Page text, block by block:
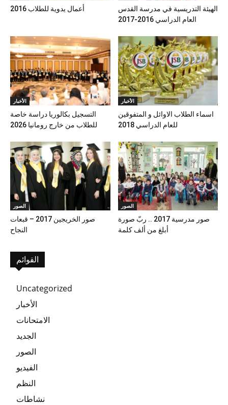
أعمال يدوية للطلاب 2016
الهيئة التدريسية في مدرسة القدس
العام الدراسي 2016-2017
الأخبار
التسجيل بكالوريا دراسة خاصة
للطلاب من خارج رومانيا 2026
الأخبار
اسماء الطلاب الاوائل و المتفوقين
للعام الدراسي 2018
الصور
صور الخريجين 2017 – قبعات
النجاح
الصور
صور مدرسية 2017 .. ربّ صورة
أبلغ من ألف كلمة
القوائم
Uncategorized
الأخبار
الامتحانات
الجديد
الصور
الفيديو
النظم
نشاطات